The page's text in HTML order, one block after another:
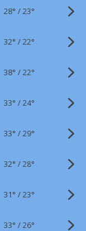
28° /23°
32° /22°
38° /22°
33° /24°
33° /29°
32° /28°
31° /23°
33° /26°